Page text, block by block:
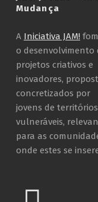
Mudança
A Iniciativa JAM!
o desenvolvimento
projetos criativos e
inovadores,
concretizados por
jovens de territórios
vulneráveis,
para as
onde estes se